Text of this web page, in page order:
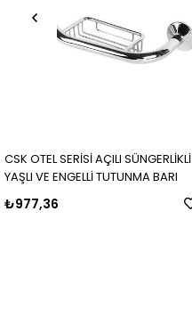
CSK OTEL SERİSİ AÇILI SÜNGERLİKLİ
YAŞLI VE ENGELLİ TUTUNMA BARI
₺977,36